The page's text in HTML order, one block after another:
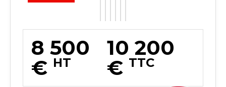
8 500
€ HT
10 200
€ TTC